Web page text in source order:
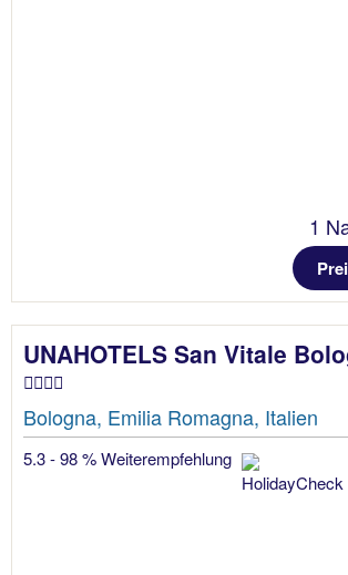
1
UNAHOTELS San Vitale
Bologna, Emilia Romagna, Italien
5.3 - 98 % Weiterempfehlung